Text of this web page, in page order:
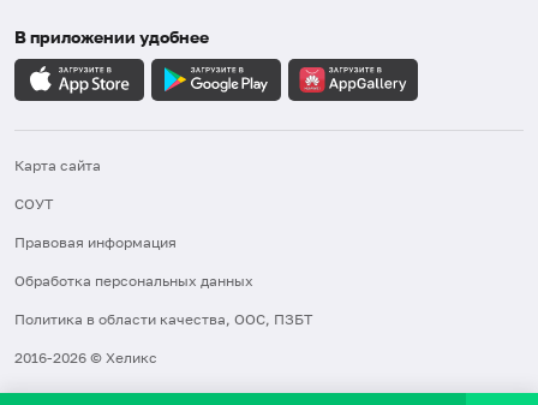
В приложении удобнее
Карта сайта
СОУТ
Правовая информация
Обработка персональных данных
Политика в области качества, ООС, ПЗБТ
2016-2026 © Хеликс